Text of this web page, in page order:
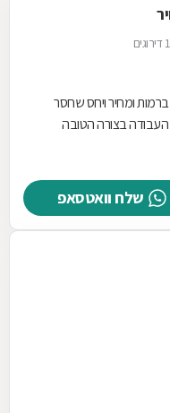
ומחיר ויחס שחסר
בצורה הטובה
שלח וואטסאפ